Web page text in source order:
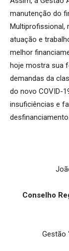
manutenção do
Multiprofissional,
atuação e
melhor
hoje mostra sua
demandas da
do novo COVID-
insuficiências e
desfinanciamento.
Conselho
Gestão